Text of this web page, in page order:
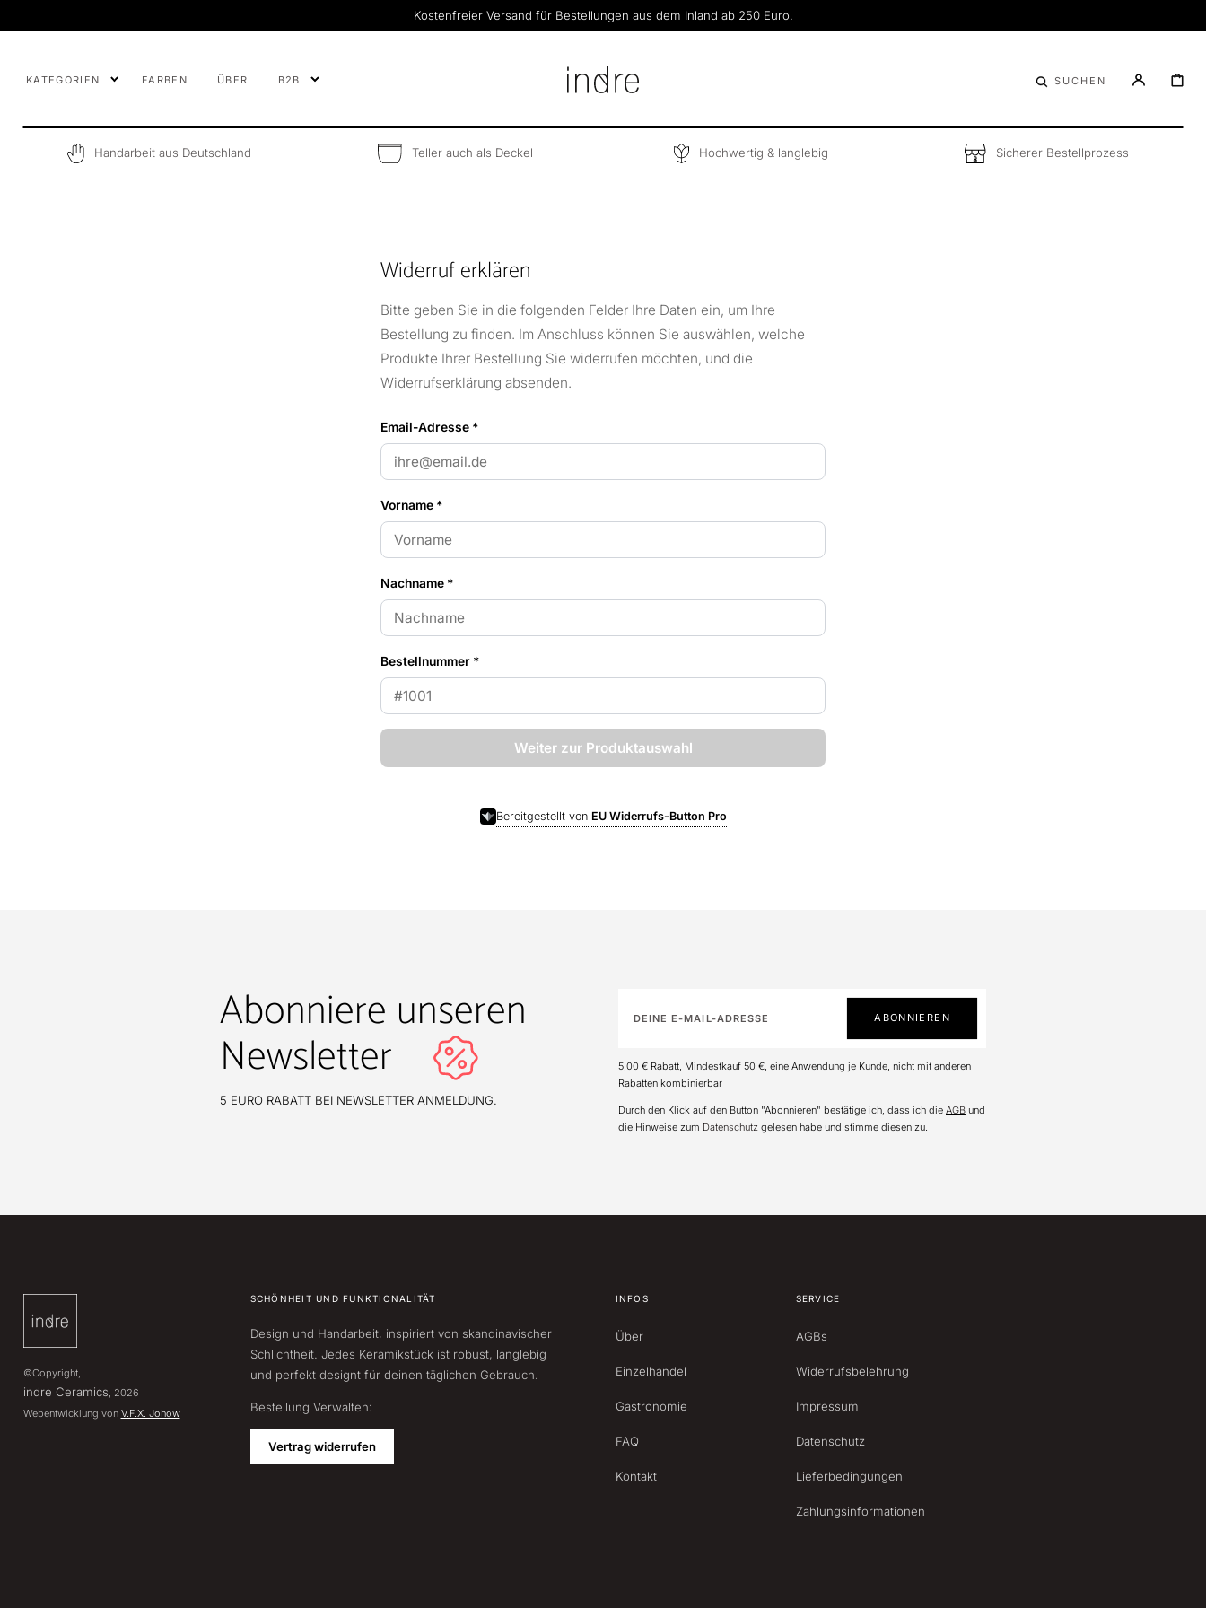
Kostenfreier Versand für Bestellungen aus dem Inland ab 250 Euro.
KATEGORIEN FARBEN ÜBER B2B SUCHEN
Handarbeit aus Deutschland Teller auch als Deckel Hochwertig & langlebig Sicherer Bestellprozess
Widerruf erklären
Bitte geben Sie in die folgenden Felder Ihre Daten ein, um Ihre
Bestellung zu finden. Im Anschluss können Sie auswählen, welche
Produkte Ihrer Bestellung Sie widerrufen möchten, und die
Widerrufserklärung absenden.
Email-Adresse *
Vorname *
Nachname *
Bestellnummer *
Weiter zur Produktauswahl
Bereitgestellt von EU Widerrufs-Button Pro
Abonniere unseren
Newsletter
5 EURO RABATT BEI NEWSLETTER ANMELDUNG.
ABONNIEREN
5,00 € Rabatt, Mindestkauf 50 €, eine Anwendung je Kunde, nicht mit anderen
Rabatten kombinierbar
Durch den Klick auf den Button "Abonnieren" bestätige ich, dass ich die AGB und
die Hinweise zum Datenschutz gelesen habe und stimme diesen zu.
©Copyright,
indre Ceramics , 2026
Webentwicklung von V.F.X. Johow
SCHÖNHEIT UND FUNKTIONALITÄT
Design und Handarbeit, inspiriert von skandinavischer
Schlichtheit. Jedes Keramikstück ist robust, langlebig
und perfekt designt für deinen täglichen Gebrauch.
Bestellung Verwalten:
Vertrag widerrufen
INFOS
Über
Einzelhandel
Gastronomie
FAQ
Kontakt
SERVICE
AGBs
Widerrufsbelehrung
Impressum
Datenschutz
Lieferbedingungen
Zahlungsinformationen